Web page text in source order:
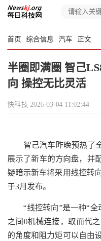
首页 综合信息 汽车 正文
半圈即满圈 智己
向 操控无比灵活
快科技 2026-03-04 11:02:44
智己汽车昨晚预热了全
展示了新车的方向盘，并
疑暗示新车将采用线控转
于3月发布。
“线控转向”是一种“全
之间0机械连接，取而代
的角度和阻力矩可以自由